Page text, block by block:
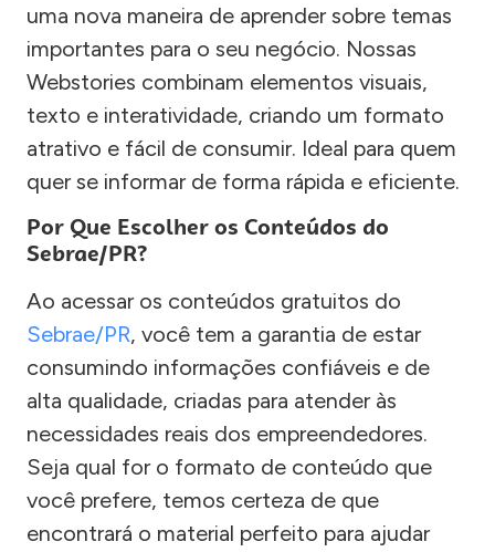
uma nova maneira de aprender sobre temas
importantes para o seu negócio. Nossas
Webstories combinam elementos visuais,
texto e interatividade, criando um formato
atrativo e fácil de consumir. Ideal para quem
quer se informar de forma rápida e eficiente.
Por Que Escolher os Conteúdos do
Sebrae/PR?
Ao acessar os conteúdos gratuitos do
Sebrae/PR, você tem a garantia de estar
consumindo informações confiáveis e de
alta qualidade, criadas para atender às
necessidades reais dos empreendedores.
Seja qual for o formato de conteúdo que
você prefere, temos certeza de que
encontrará o material perfeito para ajudar